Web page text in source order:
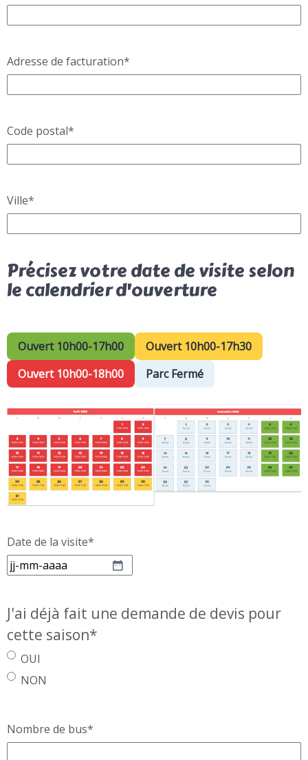
Adresse de facturation*
Code postal*
Ville*
Précisez votre date de visite selon
le calendrier d'ouverture
Ouvert 10h00-17h00
Ouvert 10h00-17h30
Ouvert 10h00-18h00
Parc Fermé
Date de la visite*
JJ
MM
–
AAAA
J'ai déjà fait une demande de devis pour
cette saison*
OUI
NON
Nombre de bus*